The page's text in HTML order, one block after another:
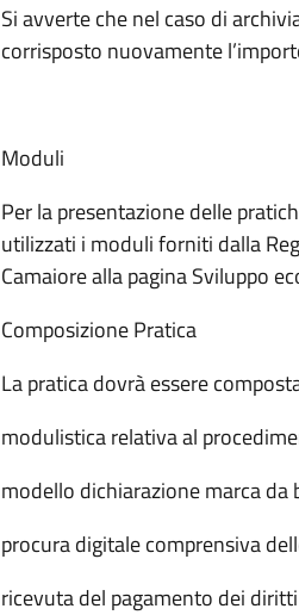
Si avverte che nel caso di
corrisposto nuovamente
Moduli
Per la presentazione delle
utilizzati i moduli forniti dalla
Camaiore alla pagina Sviluppo
Composizione Pratica
​La pratica dovrà essere
modulistica relativa al
modello dichiarazione marca da
procura digitale comprensiva
ricevuta del pagamento dei